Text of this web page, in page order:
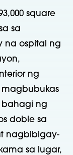
square
sa
na ospital ng
ng
bahagi ng
doble sa
nagbibigay-
sa lugar,